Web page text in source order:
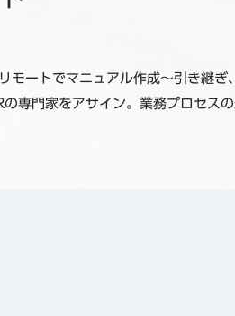
ートでマニュアル作成～引き継ぎ
専門家をアサイン。業務プロセス